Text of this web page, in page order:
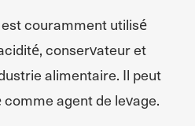
couramment utilisé
conservateur et
alimentaire. Il peut
agent de levage.